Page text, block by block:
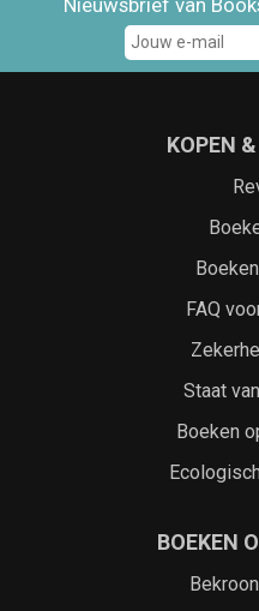
KOPEN
FAQ
Staat
Boeken
BOEKEN